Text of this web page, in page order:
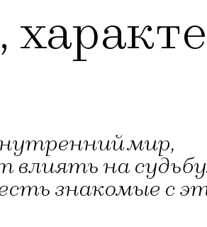
мир,
на
знакомые с